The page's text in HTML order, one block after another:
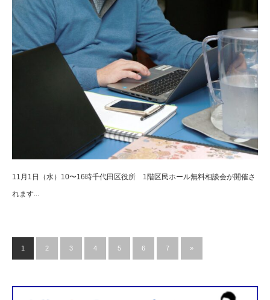
11月1日（水）10〜16時千代田区役所 1階区民ホール無料相談会が開催さ
れます...
1 2 3 4 5 6 7 »